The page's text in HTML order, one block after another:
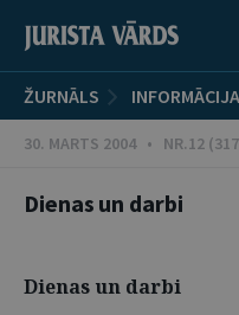
ŽURNĀLS INFORMĀCIJA
30. MARTS 2004 • NR.12
Dienas un darbi
Dienas un darbi